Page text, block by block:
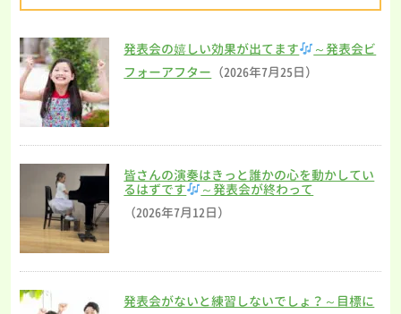
発表会の嬉しい効果が出てます
～発表会ビ
フォーアフター （2026年7月25日）
皆さんの演奏はきっと誰かの心を動かしてい
るはずです
～発表会が終わって
（2026年7月12日）
発表会がないと練習しないでしょ？～目標に